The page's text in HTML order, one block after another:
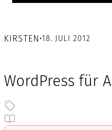
KIRSTEN•18. JULI 2012
WordPress für